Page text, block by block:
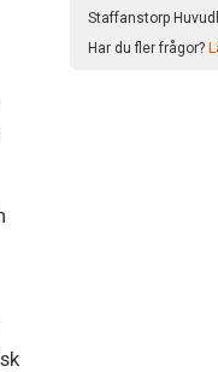
Staffanstorp
Har du fler frågor?